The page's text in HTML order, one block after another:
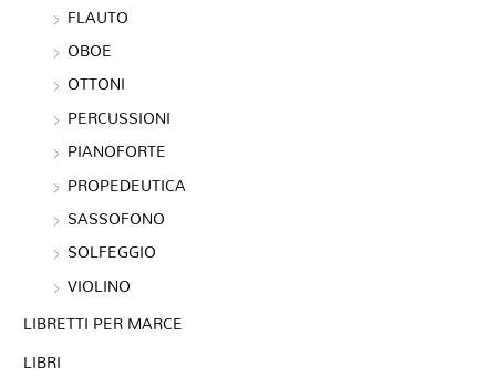
FLAUTO
OBOE
OTTONI
PERCUSSIONI
PIANOFORTE
PROPEDEUTICA
SASSOFONO
SOLFEGGIO
VIOLINO
LIBRETTI PER MARCE
LIBRI